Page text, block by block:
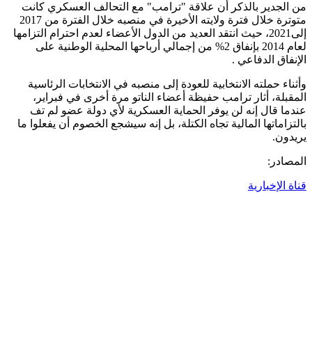
من الجدير بالذكر أن علاقة "ترامب" مع التحالف العسكري كانت
متوترة خلال فترة ولايته الأخيرة في منصبه خلال الفترة من 2017
إلى2021، حيث انتقد العديد من الدول الأعضاء لعدم احترام التزامها
لعام 2014 بإنفاق 2% من إجمالي أرباحها المحلية الوطنية على
الإنفاق الدفاعي .
وأثناء حملته الانتخابية للعودة إلى منصبه في الانتخابات الرئاسية
المقبلة، أثار ترامب حفيظة أعضاء الناتو مرة أخرى في فبراير،
عندما قال إنه لن يوفر الحماية العسكرية لأي دولة عضو لم تف
بالتزاماتها المالية تجاه الكتلة، بل إنه سيشجع الخصوم أن يفعلوا ما
يريدون.
المصادر:
قناة الإخبارية